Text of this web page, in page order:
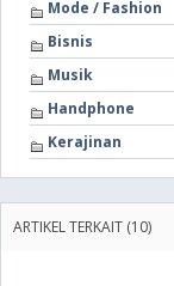
Mode / Fashion
Bisnis
Musik
Handphone
Kerajinan
ARTIKEL TERKAIT (10)